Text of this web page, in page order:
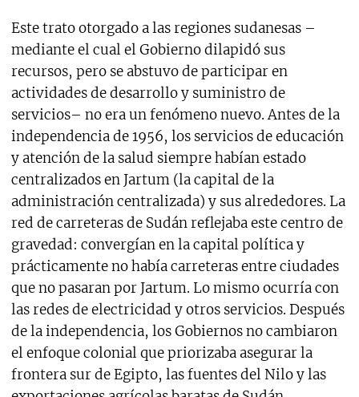
Este trato otorgado a las regiones sudanesas –
mediante el cual el Gobierno dilapidó sus
recursos, pero se abstuvo de participar en
actividades de desarrollo y suministro de
servicios– no era un fenómeno nuevo. Antes de la
independencia de 1956, los servicios de educación
y atención de la salud siempre habían estado
centralizados en Jartum (la capital de la
administración centralizada) y sus alrededores. La
red de carreteras de Sudán reflejaba este centro de
gravedad: convergían en la capital política y
prácticamente no había carreteras entre ciudades
que no pasaran por Jartum. Lo mismo ocurría con
las redes de electricidad y otros servicios. Después
de la independencia, los Gobiernos no cambiaron
el enfoque colonial que priorizaba asegurar la
frontera sur de Egipto, las fuentes del Nilo y las